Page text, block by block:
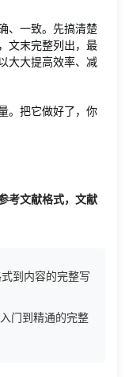
、一致。先搞清楚
文末完整列出，最
大大提高效率、减
。把它做好了，你
考文献格式，文献
到内容的完整写
门到精通的完整